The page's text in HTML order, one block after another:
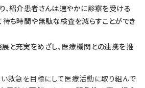
、紹介患者さんは速やかに診察を受ける
待ち時間や無駄な検査を減らすことができ
と充実をめざし、医療機関との連携を推
救急を目標にして医療活動に取り組んで